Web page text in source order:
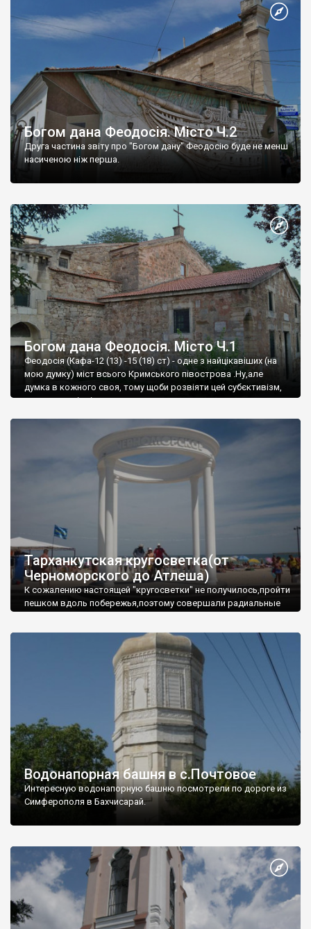
Богом дана Феодосія. Місто Ч.2
Друга частина звіту про "Богом дану" Феодосію буде не менш
насиченою ніж перша.
Богом дана Феодосія. Місто Ч.1
Феодосія (Кафа-12 (13) -15 (18) ст) - одне з найцікавіших (на
мою думку) міст всього Кримського півострова .Ну,але
думка в кожного своя, тому щоби розвіяти цей субєктивізм,
запрошую відвідати це
Тарханкутская кругосветка(от
Черноморского до Атлеша)
К сожалению настоящей "кругосветки" не получилось,пройти
пешком вдоль побережья,поэтому совершали радиальные
Водонапорная башня в с.Почтовое
Интересную водонапорную башню посмотрели по дороге из
Симферополя в Бахчисарай.